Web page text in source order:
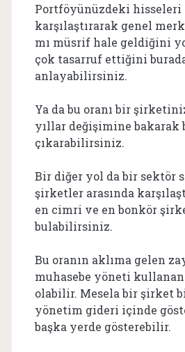
Portföyünüzdeki hisseleri
karşılaştırarak genel
mı müsrif hale geldiğini
çok tasarruf ettiğini
anlayabilirsiniz.
Ya da bu oranı bir
yıllar değişimine bakarak
çıkarabilirsiniz.
Bir diğer yol da bir sektör
şirketler arasında
en cimri ve en bonkör
bulabilirsiniz.
Bu oranın aklıma gelen
muhasebe yöneti
olabilir. Mesela bir şirket
yönetim gideri içinde
başka yerde gösterebilir.